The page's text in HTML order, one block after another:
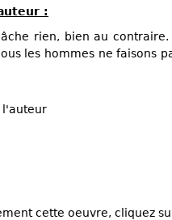
:
rien, bien au
les hommes ne faisons
l'auteur
cette oeuvre, cliquez